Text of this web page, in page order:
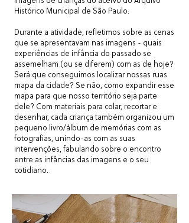
Histórico Municipal de São Paulo.
Durante a atividade, refletimos sobre as cenas
que se apresentavam nas imagens - quais
experiências de infância do passado se
assemelham (ou se diferem) com as de hoje?
Será que conseguimos localizar nossas ruas
mapa da cidade? Se não, como expandir esse
mapa para que nosso território seja parte
dele? Com materiais para colar, recortar e
desenhar, cada criança também organizou um
pequeno livro/álbum de memórias com as
fotografias, unindo-as com as suas
intervenções, fabulando sobre o encontro
entre as infâncias das imagens e o seu
cotidiano.